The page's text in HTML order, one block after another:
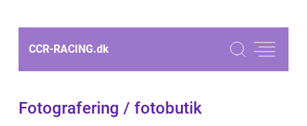
CCR-RACING.dk
Fotografering / fotobutik